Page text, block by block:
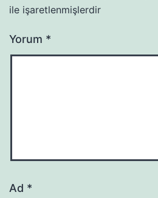
ile işaretlenmişlerdir
Yorum *
Ad *